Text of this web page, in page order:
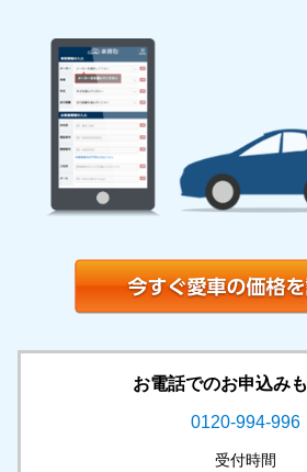
お電話でのお申込み
0120-994-996
受付時間